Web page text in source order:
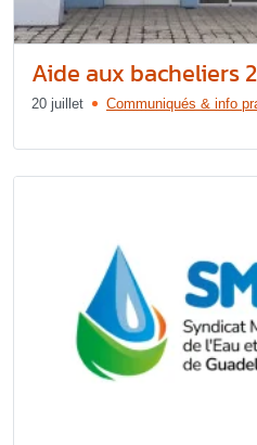
Aide aux bacheliers
20 juillet Communiqués & info